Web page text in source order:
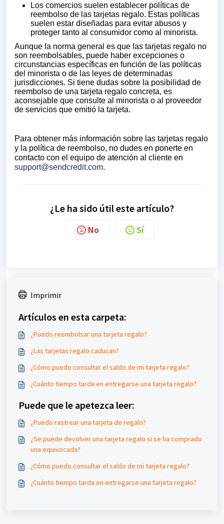
Los comercios suelen establecer políticas de
reembolso de las tarjetas regalo. Estas políticas
suelen estar diseñadas para evitar abusos y
proteger tanto al consumidor como al minorista.
Aunque la norma general es que las tarjetas regalo no
son reembolsables, puede haber excepciones o
circunstancias específicas en función de las políticas
del minorista o de las leyes de determinadas
jurisdicciones. Si tiene dudas sobre la posibilidad de
reembolso de una tarjeta regalo concreta, es
aconsejable que consulte al minorista o al proveedor
de servicios que emitió la tarjeta.
Para obtener más información sobre las tarjetas regalo
y la política de reembolso, no dudes en ponerte en
contacto con el equipo de atención al cliente en
support@sendcredit.com.
¿Le ha sido útil este artículo?
No Sí
Imprimir
Artículos en esta carpeta:
¿Puedo reembolsar una tarjeta regalo?
¿Las tarjetas regalo caducan?
¿Cómo puedo consultar el saldo de mi tarjeta regalo?
¿Cuánto tiempo tarda en entregarse una tarjeta regalo?
Puede que le apetezca leer:
¿Puedo rastrear una tarjeta de regalo?
¿Se puede devolver una tarjeta regalo si se ha comprado
una equivocada?
¿Cómo puedo consultar el saldo de mi tarjeta regalo?
¿Cuánto tiempo tarda en entregarse una tarjeta regalo?